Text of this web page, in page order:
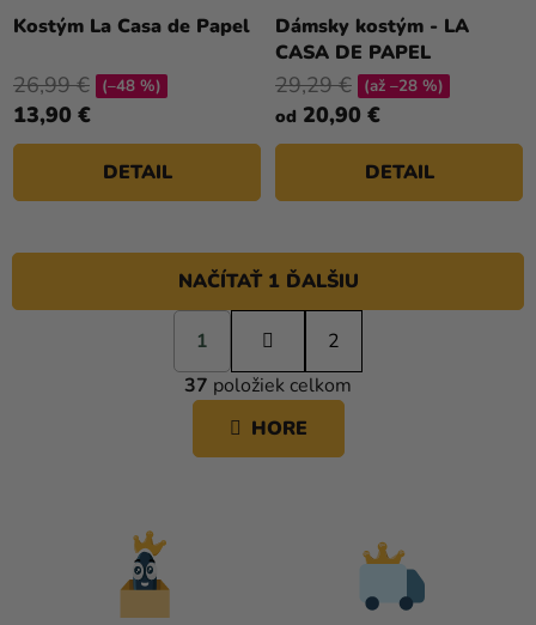
Kostým La Casa de Papel
hodnotenie
je
5,0
5
hviezdičiek.
13,90 €
26,99 € (–48 %)
DETAIL
Dámsky kostým - LA
CASA DE PAPEL
od 20,90 €
29,29 € (až –28 %)
DETAIL
O
V
L
Á
NAČÍTAŤ 1 ĎALŠIU
S
t
r
á
k
o
1
2
37 položiek celkom
HORE